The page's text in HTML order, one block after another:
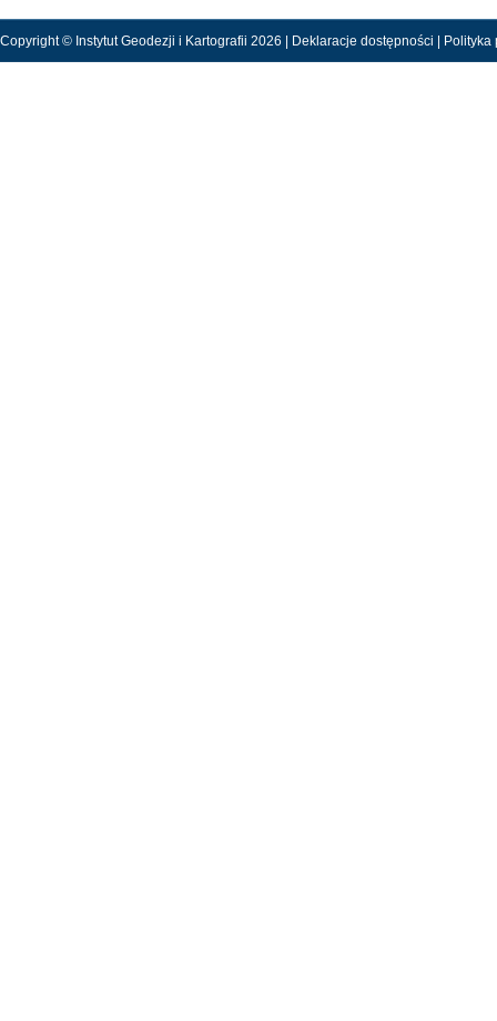
Copyright © Instytut Geodezji i Kartografii 2026 | Deklaracje dostępności Polityka